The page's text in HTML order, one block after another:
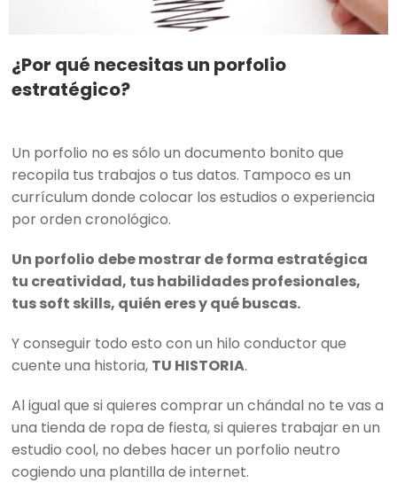
¿Por qué necesitas un porfolio
estratégico?
Un porfolio no es sólo un documento bonito que
recopila tus trabajos o tus datos. Tampoco es un
currículum donde colocar los estudios o experiencia
por orden cronológico.
Un porfolio debe mostrar de forma estratégica
tu creatividad, tus habilidades profesionales,
tus soft skills, quién eres y qué buscas.
Y conseguir todo esto con un hilo conductor que
cuente una historia, TU HISTORIA.
Al igual que si quieres comprar un chándal no te vas a
una tienda de ropa de fiesta, si quieres trabajar en un
estudio cool, no debes hacer un porfolio neutro
cogiendo una plantilla de internet.